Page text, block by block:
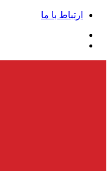
ارتباط با ما